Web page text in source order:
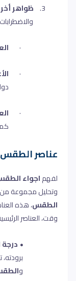
3. ظواهر
·
·
·
عناصر الطقس
لفهماجواء
وتحليل مجموعة من
الطقس،هذه
وقت، العناصر
درجة
برودته،
و